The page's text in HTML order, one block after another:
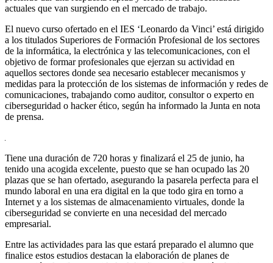
actuales que van surgiendo en el mercado de trabajo.
El nuevo curso ofertado en el IES ‘Leonardo da Vinci’ está dirigido
a los titulados Superiores de Formación Profesional de los sectores
de la informática, la electrónica y las telecomunicaciones, con el
objetivo de formar profesionales que ejerzan su actividad en
aquellos sectores donde sea necesario establecer mecanismos y
medidas para la protección de los sistemas de información y redes de
comunicaciones, trabajando como auditor, consultor o experto en
ciberseguridad o hacker ético, según ha informado la Junta en nota
de prensa.
Tiene una duración de 720 horas y finalizará el 25 de junio, ha
tenido una acogida excelente, puesto que se han ocupado las 20
plazas que se han ofertado, asegurando la pasarela perfecta para el
mundo laboral en una era digital en la que todo gira en torno a
Internet y a los sistemas de almacenamiento virtuales, donde la
ciberseguridad se convierte en una necesidad del mercado
empresarial.
Entre las actividades para las que estará preparado el alumno que
finalice estos estudios destacan la elaboración de planes de